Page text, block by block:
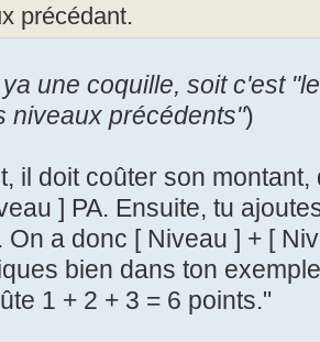
précédant.
une coquille, soit c'est
niveaux précédents")
il doit coûter son
] PA. Ensuite, tu
On a donc [ Niveau ] + [
bien dans ton
1 + 2 + 3 = 6 points."